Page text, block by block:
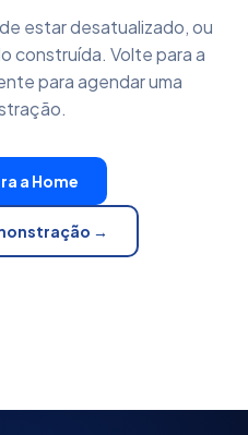
estar desatualizado, ou
construída. Volte para a
para agendar uma
a Home
→